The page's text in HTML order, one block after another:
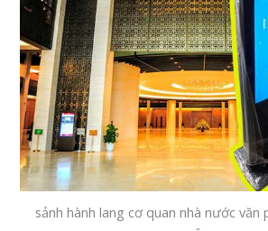
sảnh hành lang cơ quan nhà nước văn